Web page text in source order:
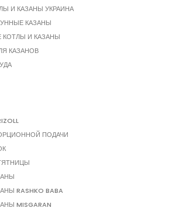
И КАЗАНЫ УКРАИНА
КАЗАНЫ
И КАЗАНЫ
КАЗАНОВ
ПОДАЧИ
RASHKO BABA
MISGARAN